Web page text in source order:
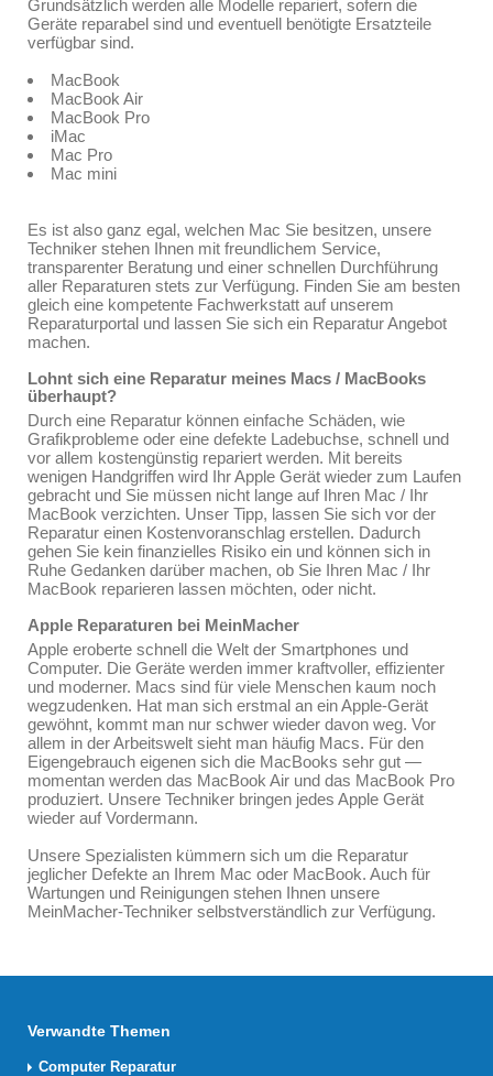
Grundsätzlich werden alle Modelle repariert, sofern die
Geräte reparabel sind und eventuell benötigte Ersatzteile
verfügbar sind.
MacBook
MacBook Air
MacBook Pro
iMac
Mac Pro
Mac mini
Es ist also ganz egal, welchen Mac Sie besitzen, unsere
Techniker stehen Ihnen mit freundlichem Service,
transparenter Beratung und einer schnellen Durchführung
aller Reparaturen stets zur Verfügung. Finden Sie am besten
gleich eine kompetente Fachwerkstatt auf unserem
Reparaturportal und lassen Sie sich ein Reparatur Angebot
machen.
Lohnt sich eine Reparatur meines Macs / MacBooks
überhaupt?
Durch eine Reparatur können einfache Schäden, wie
Grafikprobleme oder eine defekte Ladebuchse, schnell und
vor allem kostengünstig repariert werden. Mit bereits
wenigen Handgriffen wird Ihr Apple Gerät wieder zum Laufen
gebracht und Sie müssen nicht lange auf Ihren Mac / Ihr
MacBook verzichten. Unser Tipp, lassen Sie sich vor der
Reparatur einen Kostenvoranschlag erstellen. Dadurch
gehen Sie kein finanzielles Risiko ein und können sich in
Ruhe Gedanken darüber machen, ob Sie Ihren Mac / Ihr
MacBook reparieren lassen möchten, oder nicht.
Apple Reparaturen bei MeinMacher
Apple eroberte schnell die Welt der Smartphones und
Computer. Die Geräte werden immer kraftvoller, effizienter
und moderner. Macs sind für viele Menschen kaum noch
wegzudenken. Hat man sich erstmal an ein Apple-Gerät
gewöhnt, kommt man nur schwer wieder davon weg. Vor
allem in der Arbeitswelt sieht man häufig Macs. Für den
Eigengebrauch eigenen sich die MacBooks sehr gut —
momentan werden das MacBook Air und das MacBook Pro
produziert. Unsere Techniker bringen jedes Apple Gerät
wieder auf Vordermann.
Unsere Spezialisten kümmern sich um die Reparatur
jeglicher Defekte an Ihrem Mac oder MacBook. Auch für
Wartungen und Reinigungen stehen Ihnen unsere
MeinMacher-Techniker selbstverständlich zur Verfügung.
Verwandte Themen
Computer Reparatur